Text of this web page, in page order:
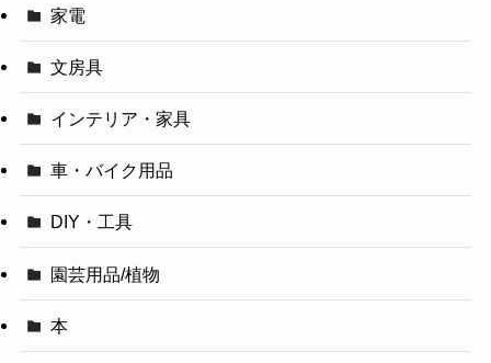
家電
文房具
インテリア・家具
車・バイク用品
DIY・工具
園芸用品/植物
本